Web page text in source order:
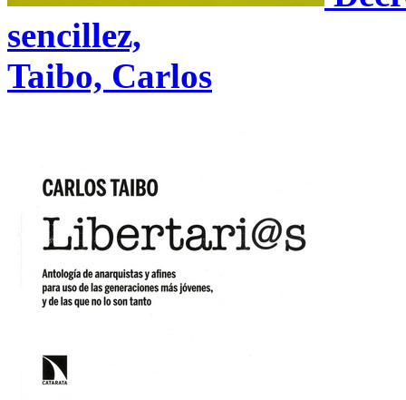
sencillez,
Taibo, Carlos